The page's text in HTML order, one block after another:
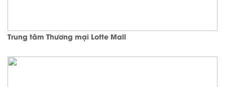
Trung tâm Thương mại Lotte Mall